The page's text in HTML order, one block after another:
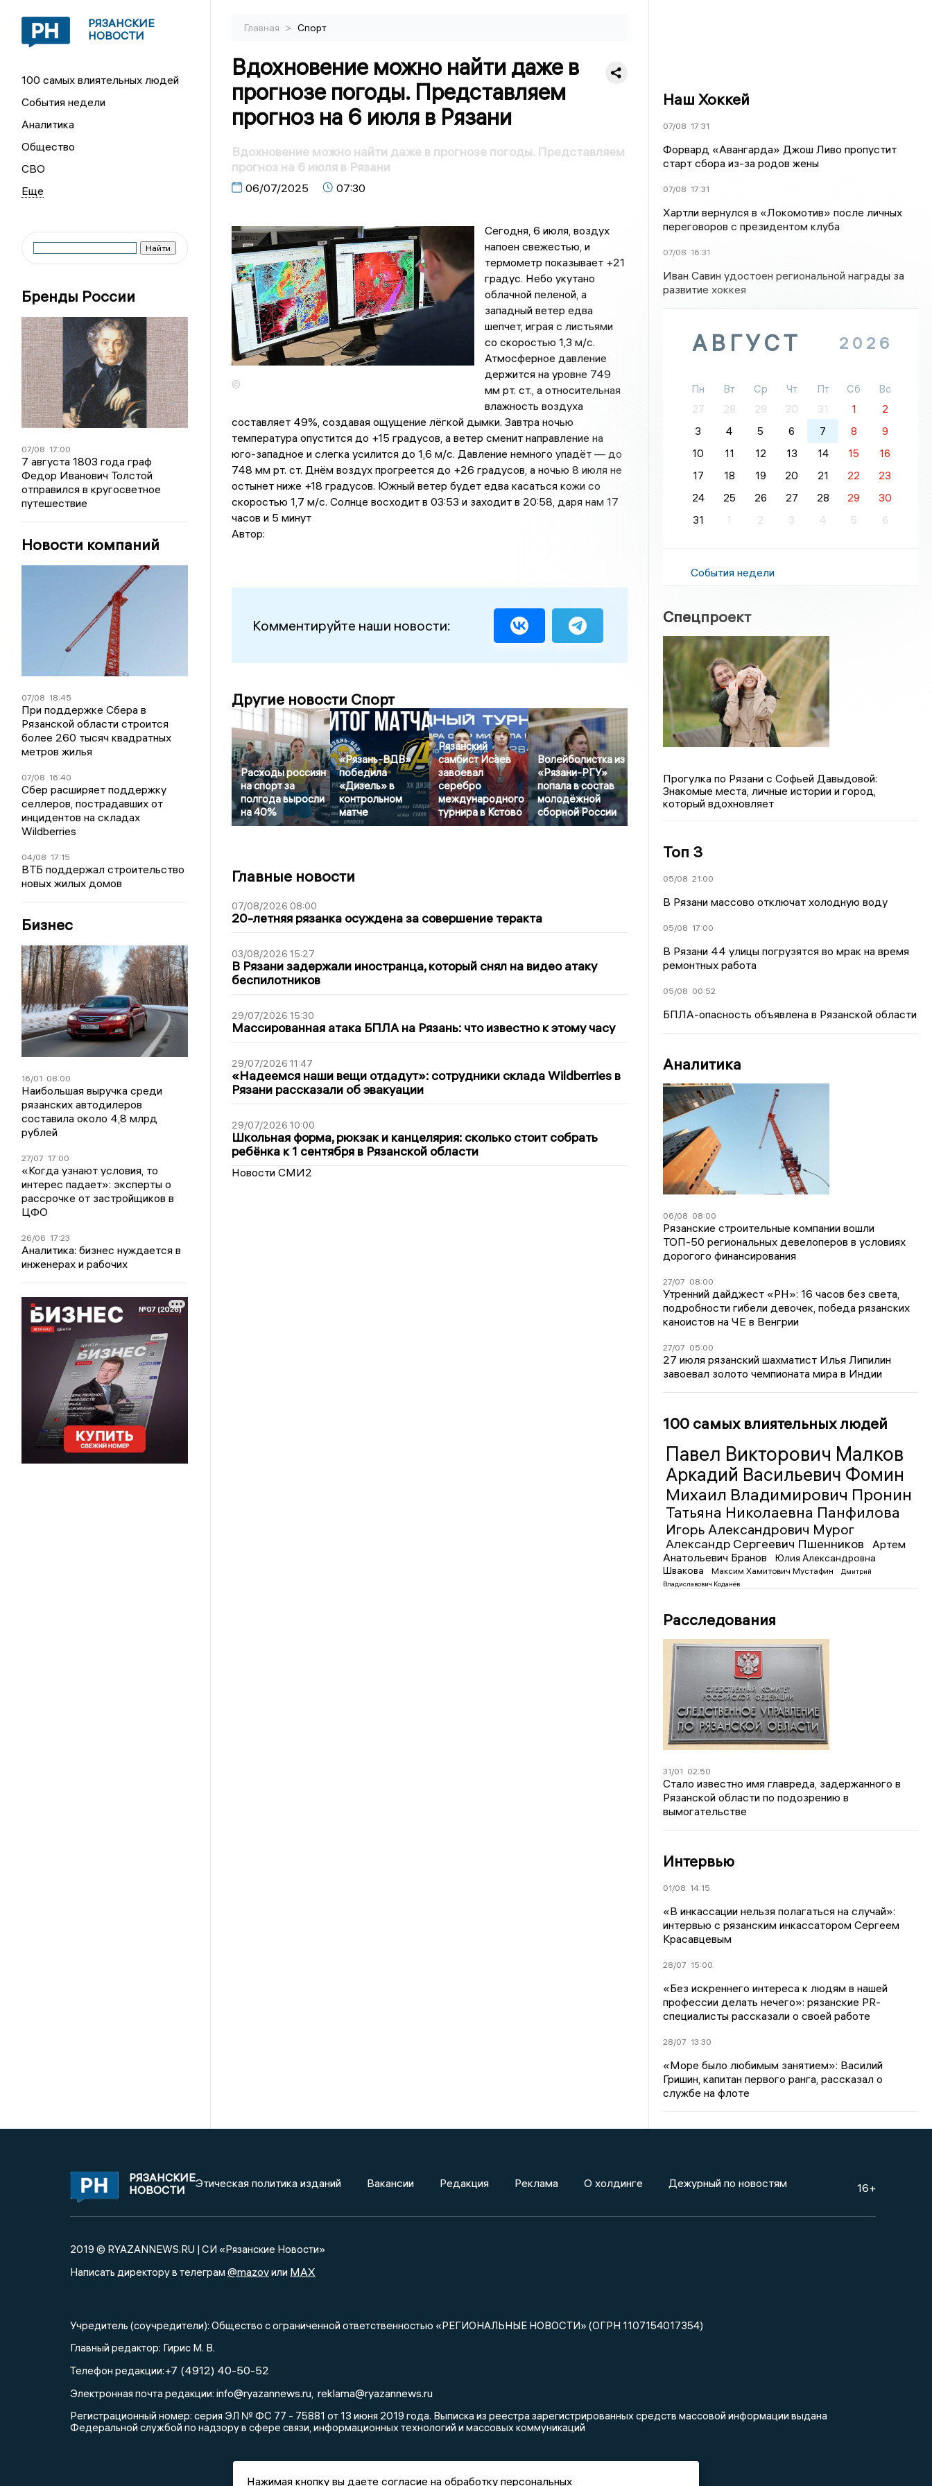
РЯЗАНСКИЕ
НОВОСТИ
100 самых влиятельных людей
События недели
Аналитика
Общество
СВО
Бренды России
07/08 17:00
7 августа 1803 года граф
Федор Иванович Толстой
отправился в кругосветное
путешествие
Новости компаний
07/08 18:45
При поддержке Сбера в
Рязанской области строится
более 260 тысяч квадратных
метров жилья
07/08 16:40
Сбер расширяет поддержку
селлеров, пострадавших от
инцидентов на складах
Wildberries
04/08 17:15
ВТБ поддержал строительство
новых жилых домов
Бизнес
16/01 08:00
Наибольшая выручка среди
рязанских автодилеров
составила около 4,8 млрд
рублей
27/07 17:00
«Когда узнают условия, то
интерес падает»: эксперты о
рассрочке от застройщиков в
ЦФО
26/06 17:23
Аналитика: бизнес нуждается в
инженерах и рабочих
Главная > Спорт
Вдохновение можно найти даже в
прогнозе погоды. Представляем
прогноз на 6 июля в Рязани
Вдохновение можно найти даже в прогнозе погоды. Представляем
прогноз на 6 июля в Рязани
06/07/2025 07:30
©
Сегодня, 6 июля, воздух
напоен свежестью, и
термометр показывает +21
градус. Небо укутано
облачной пеленой, а
западный ветер едва
шепчет, играя с листьями
со скоростью 1,3 м/с.
Атмосферное давление
держится на уровне 749
мм рт. ст., а относительная
влажность воздуха
составляет 49%, создавая ощущение лёгкой дымки. Завтра ночью
температура опустится до +15 градусов, а ветер сменит направление на
юго-западное и слегка усилится до 1,6 м/с. Давление немного упадёт — до
748 мм рт. ст. Днём воздух прогреется до +26 градусов, а ночью 8 июля не
остынет ниже +18 градусов. Южный ветер будет едва касаться кожи со
скоростью 1,7 м/с. Солнце восходит в 03:53 и заходит в 20:58, даря нам 17
часов и 5 минут
Автор:
Комментируйте наши новости:
Другие новости Спорт
Расходы россиян
на спорт за
полгода выросли
на 40%
«Рязань-ВДВ»
победила
«Дизель» в
контрольном
матче
Рязанский
самбист Исаев
завоевал
серебро
международного
турнира в Кстово
Волейболистка из
«Рязани-РГУ»
попала в состав
молодёжной
сборной России
Главные новости
07/08/2026 08:00
20-летняя рязанка осуждена за совершение теракта
03/08/2026 15:27
В Рязани задержали иностранца, который снял на видео атаку
беспилотников
29/07/2026 15:30
Массированная атака БПЛА на Рязань: что известно к этому часу
29/07/2026 11:47
«Надеемся наши вещи отдадут»: сотрудники склада Wildberries в
Рязани рассказали об эвакуации
29/07/2026 10:00
Школьная форма, рюкзак и канцелярия: сколько стоит собрать
ребёнка к 1 сентября в Рязанской области
Новости СМИ2
Наш Хоккей
07/08 17:31
Форвард «Авангарда» Джош Ливо пропустит
старт сбора из-за родов жены
07/08 17:31
Хартли вернулся в «Локомотив» после личных
переговоров с президентом клуба
07/08 16:31
Иван Савин удостоен региональной награды за
развитие хоккея
АВГУСТ 2026
Пн Вт Ср Чт Пт Сб
Вс
27
28 29 30 31 1
2
3
4 5 6 7 8
9
10
11 12 13 14 15
16
17
18 19 20 21 22
23
24
25 26 27 28 29
30
31
1 2 3 4 5 6
События недели
Спецпроект
Прогулка по Рязани с Софьей Давыдовой:
Знакомые места, личные истории и город,
который вдохновляет
Топ 3
05/08 21:00
В Рязани массово отключат холодную воду
05/08 17:00
В Рязани 44 улицы погрузятся во мрак на время
ремонтных работа
05/08 00:52
БПЛА-опасность объявлена в Рязанской области
Аналитика
06/08 08:00
Рязанские строительные компании вошли
ТОП-50 региональных девелоперов в условиях
дорогого финансирования
27/07 08:00
Утренний дайджест «РН»: 16 часов без света,
подробности гибели девочек, победа рязанских
каноистов на ЧЕ в Венгрии
27/07 05:00
27 июля рязанский шахматист Илья Липилин
завоевал золото чемпионата мира в Индии
100 самых влиятельных людей
Павел Викторович Малков
Аркадий Васильевич Фомин
Михаил Владимирович Пронин
Татьяна Николаевна Панфилова
Игорь Александрович Мурог
Александр Сергеевич Пшенников
Артем
Анатольевич Бранов
Юлия Александровна
Швакова
Максим Хамитович Мустафин
Дмитрий
Владиславович Коданёв
Расследования
31/01 02:50
Стало известно имя главреда, задержанного в
Рязанской области по подозрению в
вымогательстве
Интервью
01/08 14:15
«В инкассации нельзя полагаться на случай»:
интервью с рязанским инкассатором Сергеем
Красавцевым
28/07 15:00
«Без искреннего интереса к людям в нашей
профессии делать нечего»: рязанские PR-
специалисты рассказали о своей работе
28/07 13:30
«Море было любимым занятием»: Василий
Гришин, капитан первого ранга, рассказал о
службе на флоте
РЯЗАНСКИЕ
НОВОСТИ
Этическая политика изданий Вакансии Редакция Реклама О холдинге Дежурный по новостям 16+
2019 © RYAZANNEWS.RU | СИ «Рязанские Новости»
Написать директору в телеграм @mazovили MAX
Учредитель (соучредители): Общество с ограниченной ответственностью «РЕГИОНАЛЬНЫЕ НОВОСТИ» (ОГРН 1107154017354)
Главный редактор: Гирис М. В.
Телефон редакции:+7 (4912) 40-50-52
Электронная почта редакции: info@ryazannews.ru reklama@ryazannews.ru
Регистрационный номер: серия ЭЛ № ФС 77 - 75881 от 13 июня 2019 года. Выписка из реестра зарегистрированных средств массовой информации выдана
Федеральной службой по надзору в сфере связи, информационных технологий и массовых коммуникаций
Нажимая кнопку вы даете согласие на обработку персональных